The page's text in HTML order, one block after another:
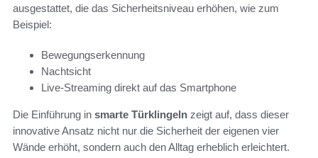
ausgestattet, die das Sicherheitsniveau erhöhen, wie zum
Beispiel:
Bewegungserkennung
Nachtsicht
Live-Streaming direkt auf das Smartphone
Die Einführung in smarte Türklingeln zeigt auf, dass dieser
innovative Ansatz nicht nur die Sicherheit der eigenen vier
Wände erhöht, sondern auch den Alltag erheblich erleichtert.